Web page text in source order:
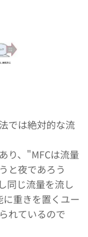
では絶対的な流
り、"MFCは流量
と夜であろう
同じ流量を流し
重きを置くユー
れているので